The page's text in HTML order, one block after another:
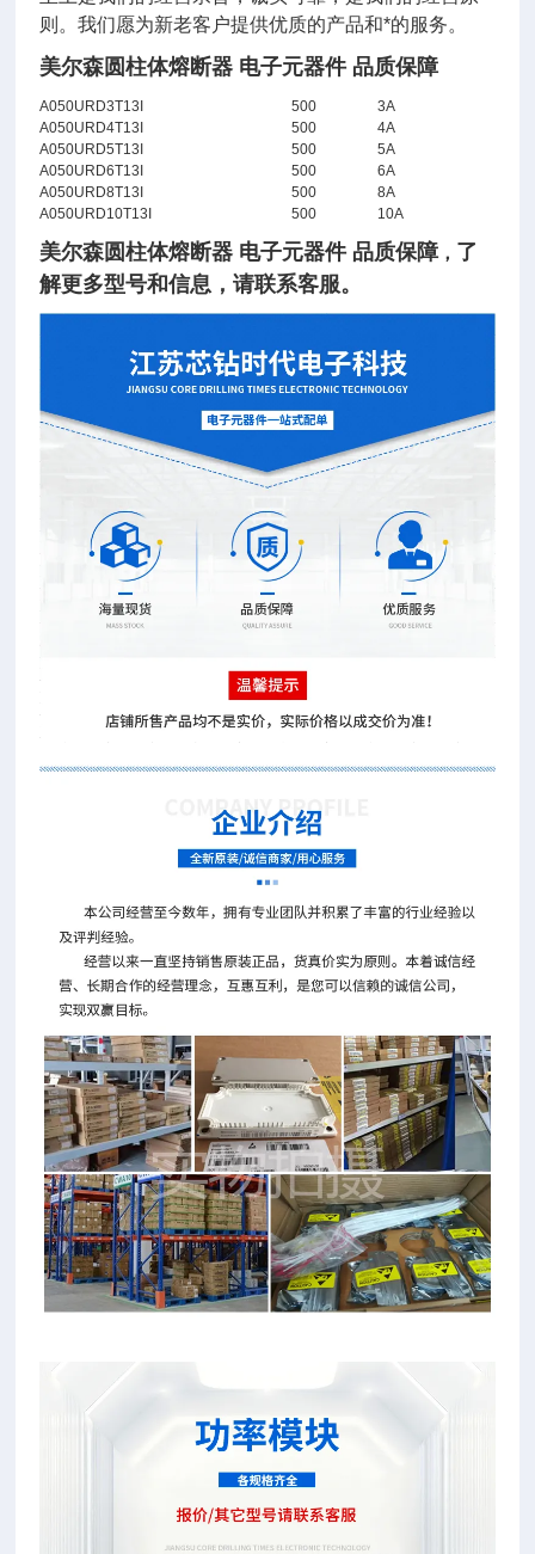
则。我们愿为新老客户提供优质的产品和*的服务。
美尔森圆柱体熔断器 电子元器件 品质保障
A050URD3T13I 500
3A
A050URD4T13I
500
4A
A050URD5T13I
500
5A
A050URD6T13I
500
6A
A050URD8T13I
500
8A
A050URD10T13I
500 10A
美尔森圆柱体熔断器 电子元器件 品质保障， 了
解更多型号和信息，请联系客服。